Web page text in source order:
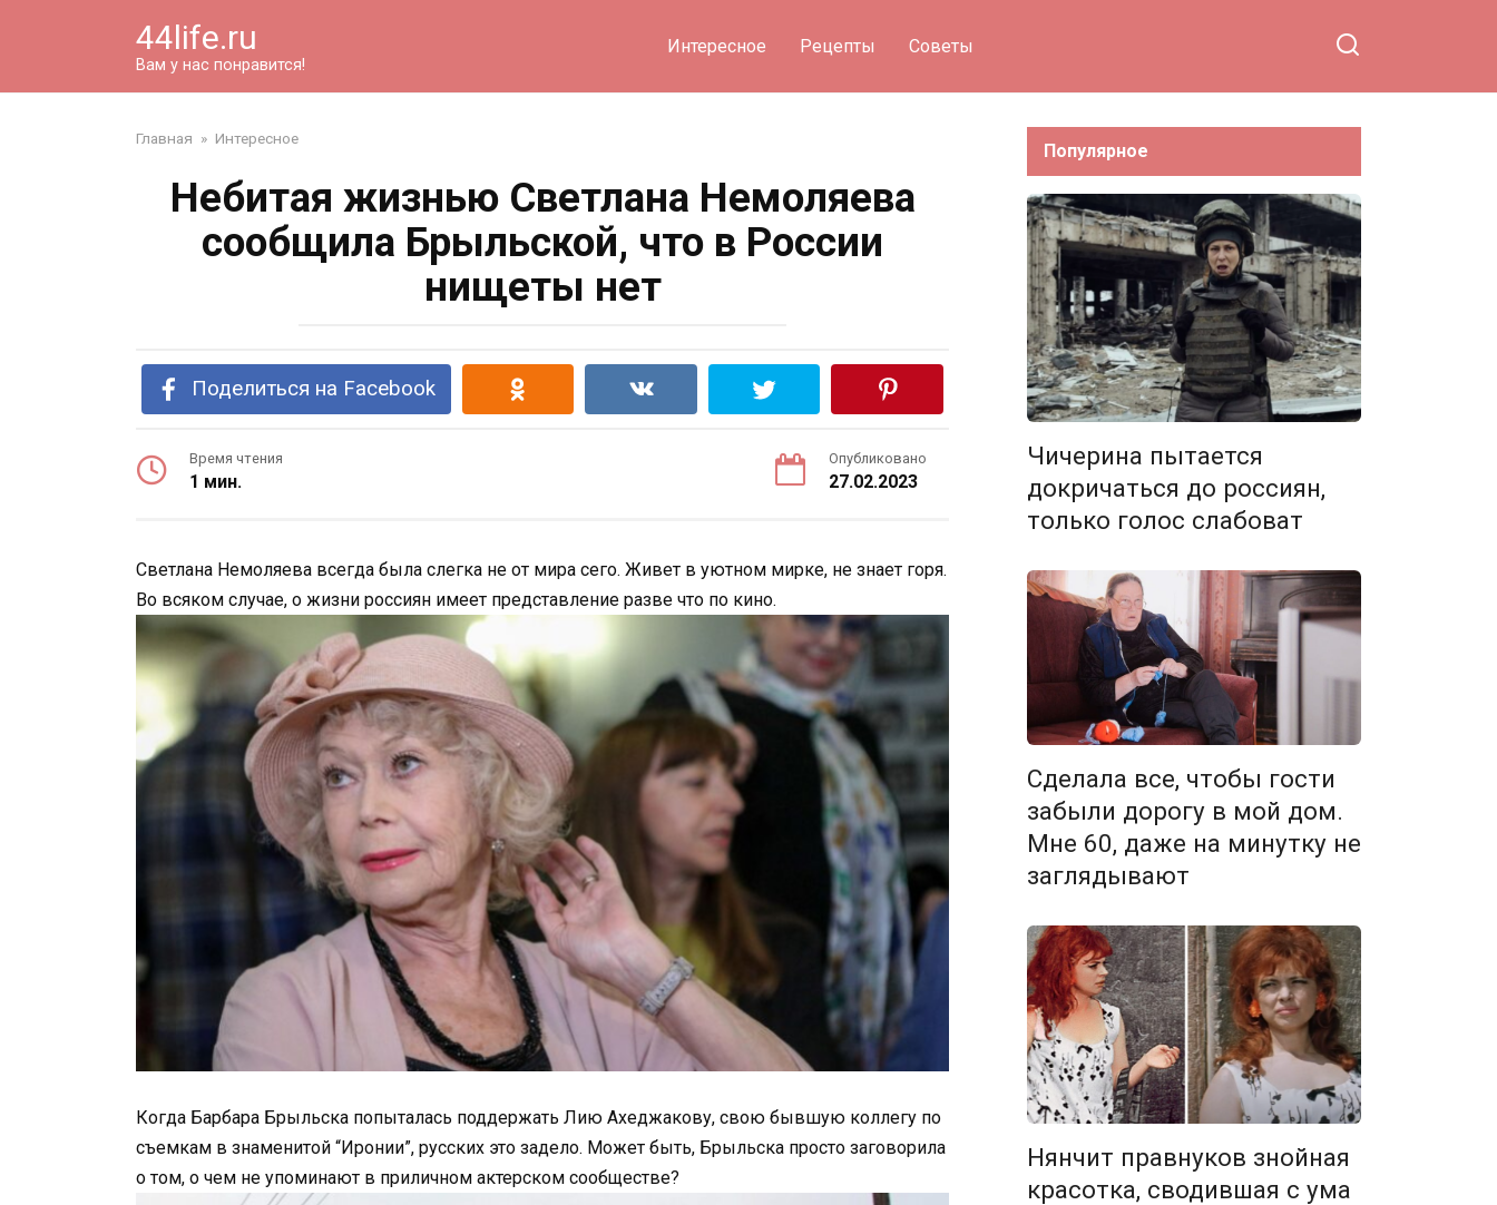
44life.ru
Вам у нас понравится!
Интересное Рецепты Советы
Главная » Интересное
Небитая жизнью Светлана Немоляева
сообщила Брыльской, что в России
нищеты нет
Поделиться на Facebook
Время чтения
1 мин.
Опубликовано
27.02.2023
Светлана Немоляева всегда была слегка не от мира сего. Живет в уютном мирке, не знает горя.
Во всяком случае, о жизни россиян имеет представление разве что по кино.
Когда Барбара Брыльска попыталась поддержать Лию Ахеджакову, свою бывшую коллегу по
съемкам в знаменитой “Иронии”, русских это задело. Может быть, Брыльска просто заговорила
о том, о чем не упоминают в приличном актерском сообществе?
Популярное
Чичерина пытается
докричаться до россиян,
только голос слабоват
Сделала все, чтобы гости
забыли дорогу в мой дом.
Мне 60, даже на минутку не
заглядывают
Нянчит правнуков знойная
красотка, сводившая с ума